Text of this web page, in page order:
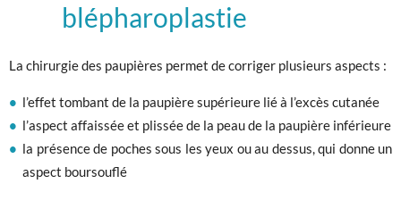
blépharoplastie
La chirurgie des paupières permet de corriger plusieurs aspects :
l’effet tombant de la paupière supérieure lié à l’excès cutanée
l’aspect affaissée et plissée de la peau de la paupière inférieure
la présence de poches sous les yeux ou au dessus, qui donne un
aspect boursouflé